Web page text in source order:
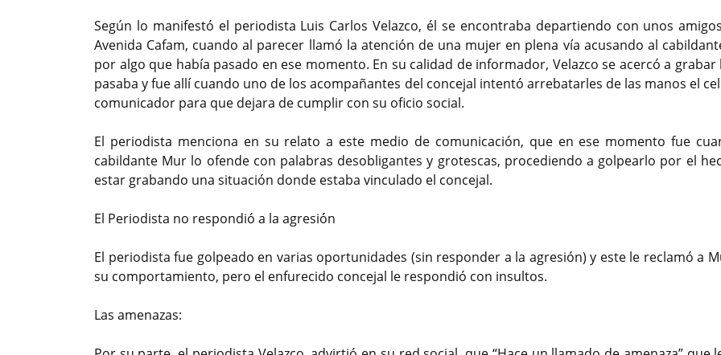
Según lo manifestó el periodista Luis Carlos Velazco, él se encontraba departiendo con unos
Avenida Cafam, cuando al parecer llamó la atención de una mujer en plena vía acusando al
por algo que había pasado en ese momento. En su calidad de informador, Velazco se acercó a grabar
pasaba y fue allí cuando uno de los acompañantes del concejal intentó arrebatarles de las manos el
comunicador para que dejara de cumplir con su oficio social.
El periodista menciona en su relato a este medio de comunicación, que en ese momento fue
cabildante Mur lo ofende con palabras desobligantes y grotescas, procediendo a golpearlo por el
estar grabando una situación donde estaba vinculado el concejal.
El Periodista no respondió a la agresión
El periodista fue golpeado en varias oportunidades (sin responder a la agresión) y este le reclamó a
su comportamiento, pero el enfurecido concejal le respondió con insultos.
Las amenazas: